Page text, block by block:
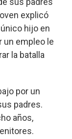
explicó
hijo en
un empleo le
la batalla
por un
padres.
años,